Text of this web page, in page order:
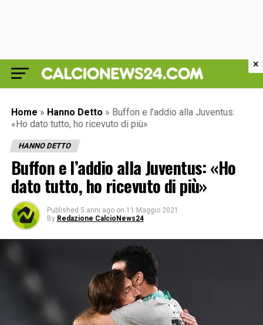
Home » Hanno Detto » Buffon e l’addio alla Juventus:
«Ho dato tutto, ho ricevuto di più»
HANNO DETTO
Buffon e l’addio alla Juventus: «Ho
dato tutto, ho ricevuto di più»
Published 5 anni ago on 11 Maggio 2021
By Redazione CalcioNews24
×